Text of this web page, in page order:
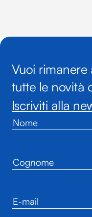
Vuoi rimanere
tutte le novità
Iscriviti alla